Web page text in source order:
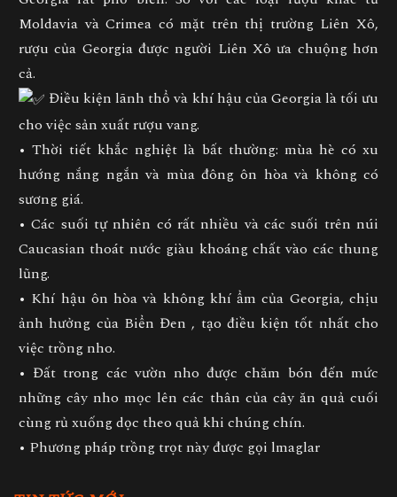
Moldavia và Crimea có mặt trên thị trường Liên Xô,
rượu của Georgia được người Liên Xô ưa chuộng hơn
cả.
Điều kiện lãnh thổ và khí hậu của Georgia là tối ưu
cho việc sản xuất rượu vang.
• Thời tiết khắc nghiệt là bất thường: mùa hè có xu
hướng nắng ngắn và mùa đông ôn hòa và không có
sương giá.
• Các suối tự nhiên có rất nhiều và các suối trên núi
Caucasian thoát nước giàu khoáng chất vào các thung
lũng.
• Khí hậu ôn hòa và không khí ẩm của Georgia, chịu
ảnh hưởng của Biển Đen , tạo điều kiện tốt nhất cho
việc trồng nho.
• Đất trong các vườn nho được chăm bón đến mức
những cây nho mọc lên các thân của cây ăn quả cuối
cùng rủ xuống dọc theo quả khi chúng chín.
• Phương pháp trồng trọt này được gọi lmaglar